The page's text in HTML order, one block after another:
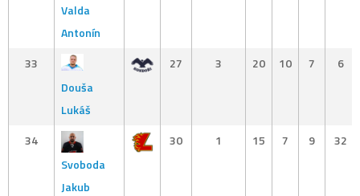
Valda
Antonín
33
Douša
Lukáš
27 3 20 10 7 6
34
Svoboda
Jakub
30 1 15 7 9 32